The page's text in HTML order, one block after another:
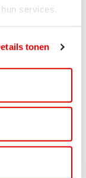
services.
tonen